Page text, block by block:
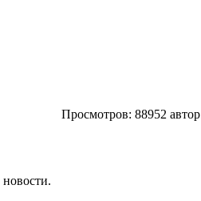
Просмотров: 88952